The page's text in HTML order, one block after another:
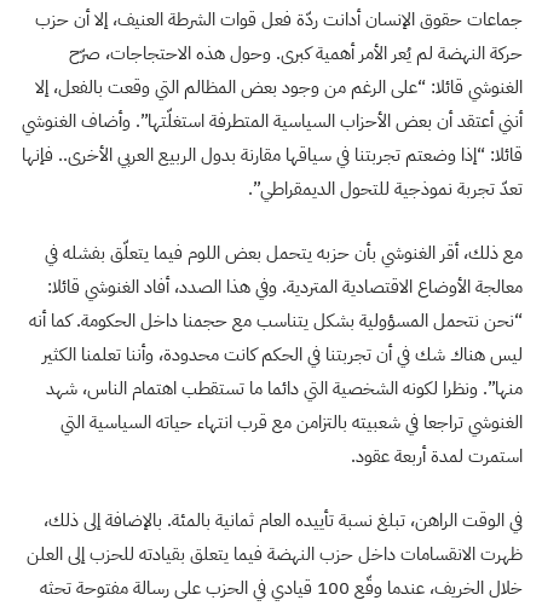
جماعات حقوق الإنسان أدانت ردّة فعل قوات الشرطة العنيف، إلا أن حزب
حركة النهضة لم يُعر الأمر أهمية كبرى. وحول هذه الاحتجاجات، صرّح
الغنوشي قائلا: “على الرغم من وجود بعض المظالم التي وقعت بالفعل، إلا
أنني أعتقد أن بعض الأحزاب السياسية المتطرفة استغلّتها”. وأضاف الغنوشي
قائلا: “إذا وضعتم تجربتنا في سياقها مقارنة بدول الربيع العربي الأخرى.. فإنها
تعدّ تجربة نموذجية للتحول الديمقراطي”.
مع ذلك، أقر الغنوشي بأن حزبه يتحمل بعض اللوم فيما يتعلّق بفشله في
معالجة الأوضاع الاقتصادية المتردية. وفي هذا الصدد، أفاد الغنوشي قائلا:
“نحن نتحمل المسؤولية بشكل يتناسب مع حجمنا داخل الحكومة. كما أنه
ليس هناك شك في أن تجربتنا في الحكم كانت محدودة، وأننا تعلمنا الكثير
منها”. ونظرا لكونه الشخصية التي دائما ما تستقطب اهتمام الناس، شهد
الغنوشي تراجعا في شعبيته بالتزامن مع قرب انتهاء حياته السياسية التي
استمرت لمدة أربعة عقود.
في الوقت الراهن، تبلغ نسبة تأييده العام ثمانية بالمئة. بالإضافة إلى ذلك،
ظهرت الانقسامات داخل حزب النهضة فيما يتعلق بقيادته للحزب إلى العلن
خلال الخريف، عندما وقّع 100 قيادي في الحزب على رسالة مفتوحة تحثه